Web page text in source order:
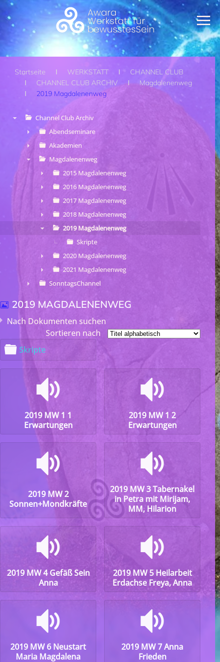
Zum Hauptinhalt springen
Startseite WERKSTATT
CHANNEL CLUB
CHANNEL CLUB ARCHIV
Magdalenenweg
2019 Magdalenenweg
Channel Club Archiv
►
Abendseminare
►
Akademien
Magdalenenweg
►
2015 Magdalenenweg
►
2016 Magdalenenweg
►
2017 Magdalenenweg
►
2018 Magdalenenweg
2019 Magdalenenweg
Skripte
►
2020 Magdalenenweg
►
2021 Magdalenenweg
SonntagsChannel
BILD
2019 MAGDALENENWEG
Nach Dokumenten suchen
- - 2019 Magdalenenweg
Sortieren nach
O
r
d
Skripte
2019 MW 1 1
Erwartungen
2019 MW 1 2
Erwartungen
audio
2019 MW 2
Sonnen+Mondkräfte
2019 MW 3 Tabernakel
in Petra mit Mirijam,
MM, Hilarion
2019 MW 4 Gefäß Sein
Anna
2019 MW 5 Heilarbeit
Erdachse Freya, Anna
2019 MW 6 Neustart
Maria Magdalena
2019 MW 7 Anna
Frieden